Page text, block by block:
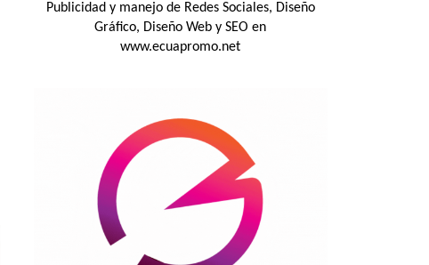
Publicidad y manejo de Redes Sociales, Diseño
Gráfico, Diseño Web y SEO en
www.ecuapromo.net